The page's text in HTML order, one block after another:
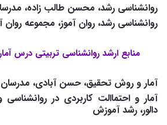
روانشناسی رشد، محسن طالب زاده،
روانشناسی رشد، روان آموز، مجموعه روان
منابع ارشد روانشناسی تربیتی درس
آمار و روش تحقیق، حسن آبادی،
آمار و احتماالت کاربردی در
دالور، رشد آموزش